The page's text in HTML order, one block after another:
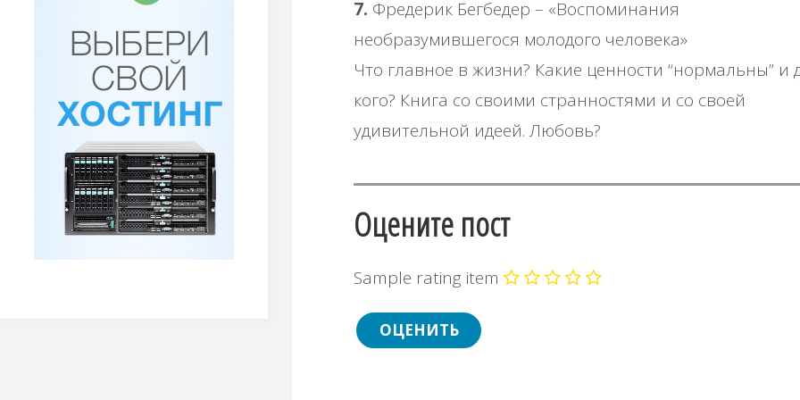
7. Фредерик Бегбедер – «Воспоминания
необразумившегося молодого человека»
Что главное в жизни? Какие ценности “нормальны” и
кого? Книга со своими странностями и со своей
удивительной идеей. Любовь?
Оцените пост
Sample rating item